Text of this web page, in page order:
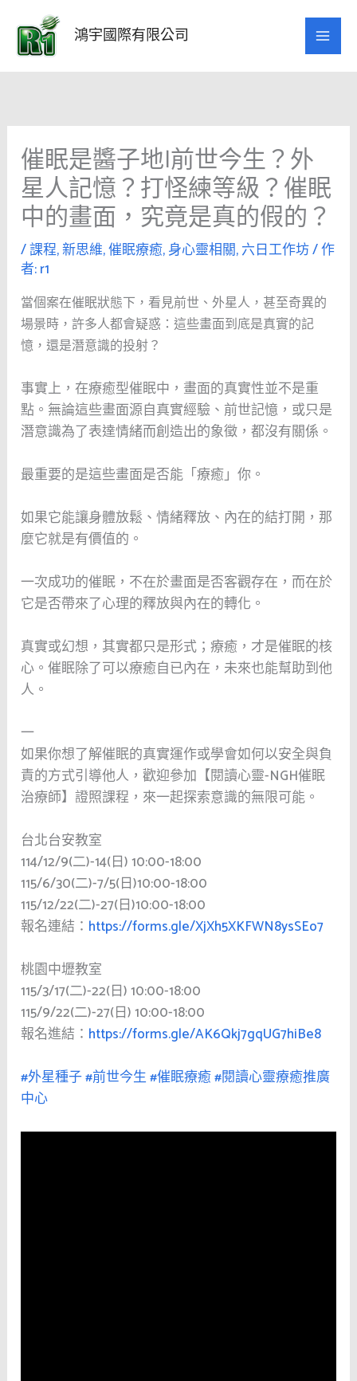
要
鴻宇國際有限公司
催眠是醬子地|前世今生？外
星人記憶？打怪練等級？催眠
中的畫面，究竟是真的假的？
/課程,新思維,催眠療癒,身心靈相關,六日工作坊/ 作
者:r1
當個案在催眠狀態下，看見前世、外星人，甚至奇異的
場景時，許多人都會疑惑：這些畫面到底是真實的記
憶，還是潛意識的投射？
事實上，在療癒型催眠中，畫面的真實性並不是重
點。無論這些畫面源自真實經驗、前世記憶，或只是
潛意識為了表達情緒而創造出的象徵，都沒有關係。
最重要的是這些畫面是否能「療癒」你。
如果它能讓身體放鬆、情緒釋放、內在的結打開，那
麼它就是有價值的。
一次成功的催眠，不在於畫面是否客觀存在，而在於
它是否帶來了心理的釋放與內在的轉化。
真實或幻想，其實都只是形式；療癒，才是催眠的核
心。催眠除了可以療癒自已內在，未來也能幫助到他
人。
一
如果你想了解催眠的真實運作或學會如何以安全與負
責的方式引導他人，歡迎參加【閱讀心靈-NGH催眠
治療師】證照課程，來一起探索意識的無限可能。
台北台安教室
114/12/9(二)-14(日) 10:00-18:00
115/6/30(二)-7/5(日)10:00-18:00
115/12/22(二)-27(日)10:00-18:00
報名連結： https://forms.gle/XjXh5XKFWN8ysSEo7
桃園中壢教室
115/3/17(二)-22(日) 10:00-18:00
115/9/22(二)-27(日) 10:00-18:00
報名進結： https://forms.gle/AK6Qkj7gqUG7hiBe8
#外星種子#前世今生#催眠療癒#閱讀心靈療癒推廣
中心